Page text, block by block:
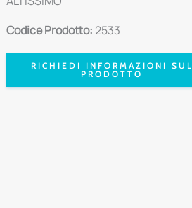
Codice Prodotto: 2533
RICHIEDI INFORMAZIONI SUL
PRODOTTO